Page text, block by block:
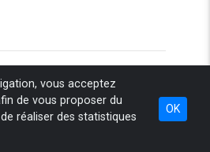
engagements Espace recruteur
Contact
vous acceptez
de vous proposer du
réaliser des statistiques
OK